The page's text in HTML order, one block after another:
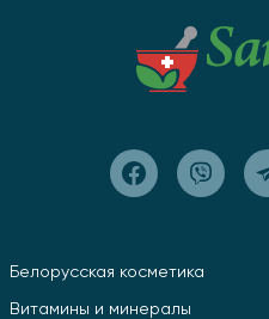
Белорусская косметика
Витамины и минералы